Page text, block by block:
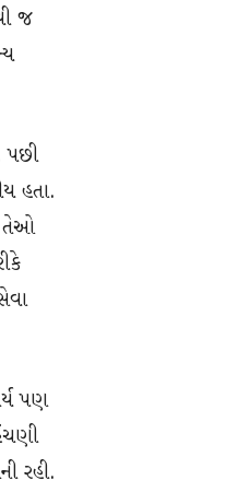
જ
પછી
હતા.
તેઓ
પણ
રહી.